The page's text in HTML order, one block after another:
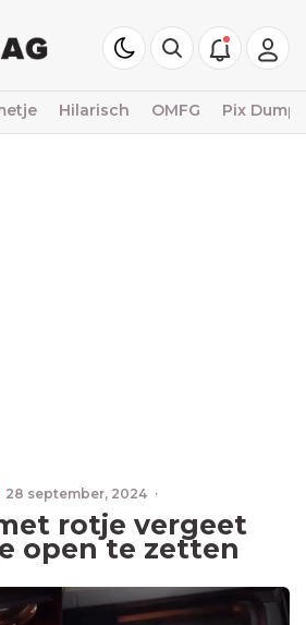
Hilarisch OMFG Pix Dump
28 september, 2024 ·
rotje vergeet
open te zetten